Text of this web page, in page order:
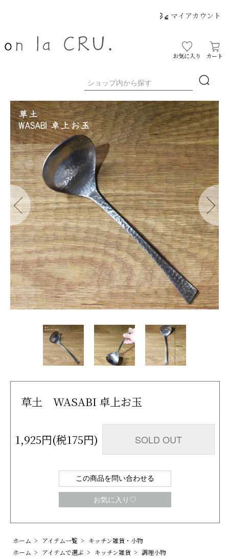
マイアカウント
お気に入り カート
草土 WASABI 卓上お玉
1,925円(税175円) SOLD OUT
この商品を問い合わせる
お気に入り♡
ホーム > アイテム一覧 > キッチン雑貨・小物
ホーム > アイテムで選ぶ > キッチン雑貨 > 調理小物